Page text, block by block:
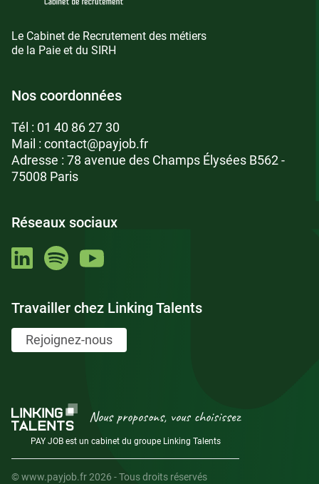
Le Cabinet de Recrutement des métiers
de la Paie et du SIRH
Nos coordonnées
Tél : 01 40 86 27 30
Mail : contact@payjob.fr
Adresse : 78 avenue des Champs Élysées B562 -
75008 Paris
Réseaux sociaux
Travailler chez Linking Talents
Rejoignez-nous
Nous proposons, vous choisissez
PAY JOB est un cabinet du groupe Linking Talents
© www.payjob.fr 2026 - Tous droits réservés